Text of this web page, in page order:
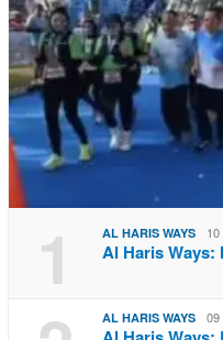
1 AL HARIS WAYS
Al Haris Ways:
AL HARIS WAYS 09